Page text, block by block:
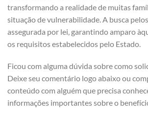
transformando a realidade de muitas
situação de vulnerabilidade. A busca
assegurada por lei, garantindo amparo
os requisitos estabelecidos pelo Estado.
Ficou com alguma dúvida sobre como
Deixe seu comentário logo abaixo ou
conteúdo com alguém que precisa
informações importantes sobre o